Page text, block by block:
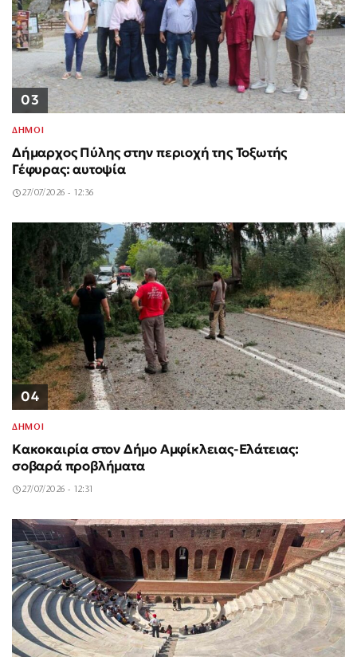
03
ΔΗΜΟΙ
Δήμαρχος Πύλης στην περιοχή της Τοξωτής
Γέφυρας: αυτοψία
27/07/2026 - 12:36
04
ΔΗΜΟΙ
Κακοκαιρία στον Δήμο Αμφίκλειας-Ελάτειας:
σοβαρά προβλήματα
27/07/2026 - 12:31